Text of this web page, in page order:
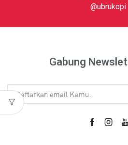
@ubrukopi
Gabung